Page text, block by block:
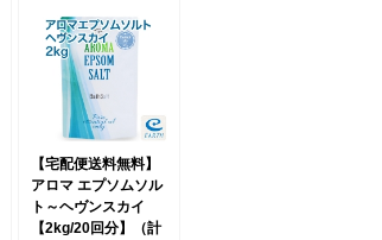
【宅配便送料無料】
アロマ エプソムソル
ト～ヘヴンスカイ
【2kg/20回分】（計